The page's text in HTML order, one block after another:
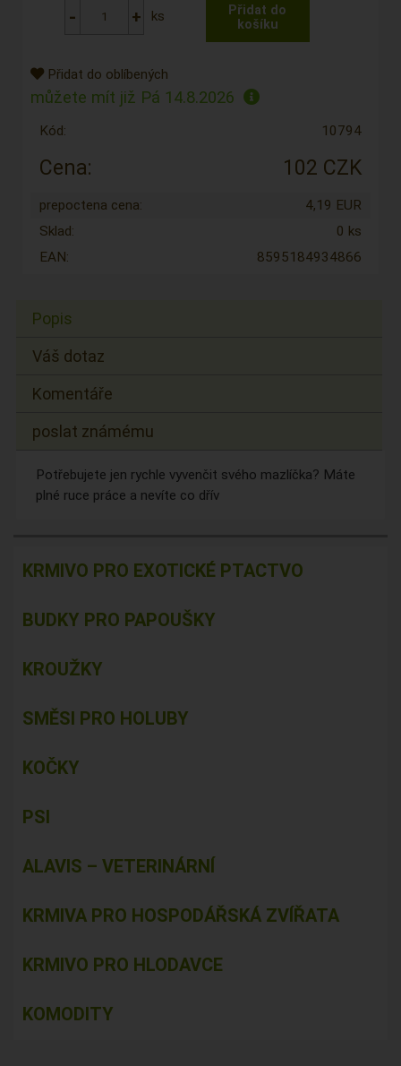
ks
Přidat do oblíbených
můžete mít již Pá 14.8.2026
Kód: 10794
Cena: 102 CZK
prepoctena cena:
4,19 EUR
Sklad:
0 ks
EAN:
8595184934866
Popis
Váš dotaz
Komentáře
poslat známému
Potřebujete jen rychle vyvenčit svého mazlíčka? Máte
plné ruce práce a nevíte co dřív
KRMIVO PRO EXOTICKÉ PTACTVO
BUDKY PRO PAPOUŠKY
KROUŽKY
SMĚSI PRO HOLUBY
KOČKY
PSI
ALAVIS – VETERINÁRNÍ
KRMIVA PRO HOSPODÁŘSKÁ ZVÍŘATA
KRMIVO PRO HLODAVCE
KOMODITY